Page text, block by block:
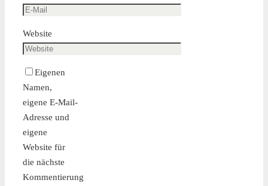
Website
Eigenen
Namen,
eigene E-Mail-
Adresse und
eigene
Website für
die nächste
Kommentierung